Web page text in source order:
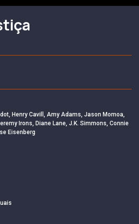
Henry Cavill, Amy Adams, Jason Momoa,
Irons, Diane Lane, J.K. Simmons, Connie
Eisenberg